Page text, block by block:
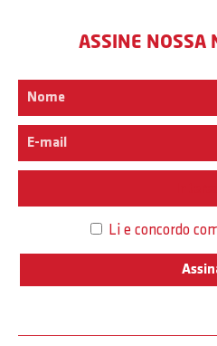
ASSINE NOSSA
Li e concordo